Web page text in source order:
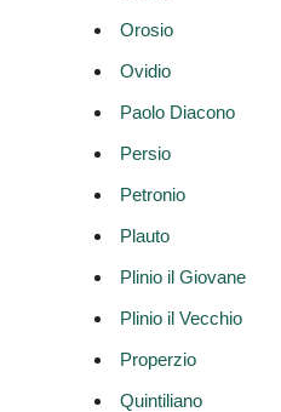
Orosio
Ovidio
Paolo Diacono
Persio
Petronio
Plauto
Plinio il Giovane
Plinio il Vecchio
Properzio
Quintiliano